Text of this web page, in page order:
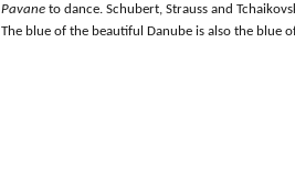
Pavaneto dance. Schubert, Strauss and
The blue of the beautiful Danube is also the blue of